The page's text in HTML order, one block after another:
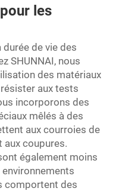
les
de vie des
SHUNNAI, nous
des matériaux
aux tests
incorporons des
mêlés à des
aux courroies de
aux coupures.
également moins
comportent des